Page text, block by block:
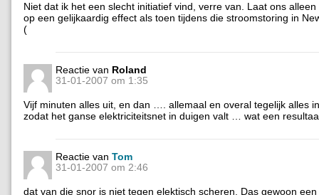
Niet dat ik het een slecht initiatief vind, verre van. Laat ons
op een gelijkaardig effect als toen tijdens die stroomstoring in
(
Reactie van Roland
31-01-2007 om 1:35
Vijf minuten alles uit, en dan …. allemaal en overal tegelijk alles
zodat het ganse elektriciteitsnet in duigen valt … wat een
Reactie van Tom
31-01-2007 om 2:46
dat van die snor is niet tegen elektisch scheren. Das gewoon